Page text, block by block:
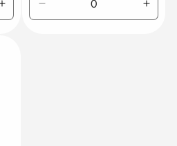
Erhöhen
Sie
Verringern
Sie
Sie